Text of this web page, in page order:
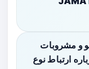
و مشروبات
ارتباط نوع